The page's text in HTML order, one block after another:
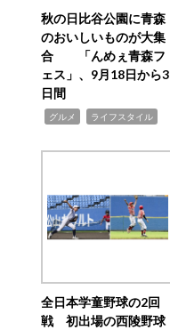
秋の日比谷公園に青森
のおいしいものが大集
合 「んめぇ青森フ
ェス」、9月18日から3
日間
グルメ ライフスタイル
全日本学童野球の2回
戦 初出場の西陵野球